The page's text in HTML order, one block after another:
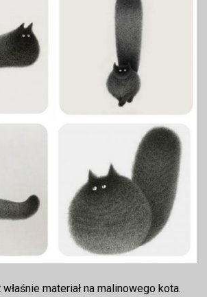
materiał na malinowego kota.